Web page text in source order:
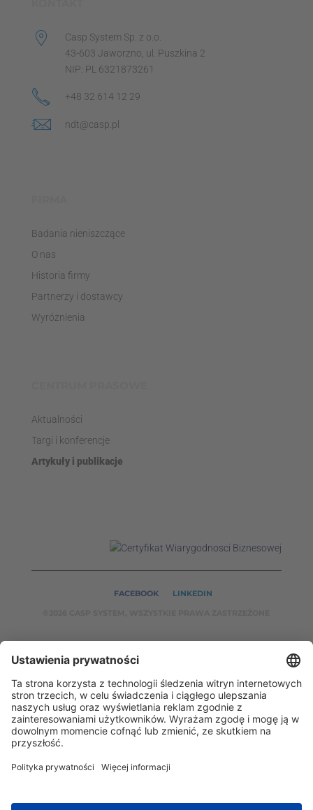
Casp System Sp. z o.o.
43-603 Jaworzno, ul. Puszkina 2
NIP: PL 6321873261
+48 32 614 12 29
ndt@casp.pl
Badania nieniszczące
O nas
Historia firmy
Partnerzy i dostawcy
Wyróżnienia
Aktualności
Targi i konferencje
Artykuły i publikacje
FACEBOOK
LINKEDIN
CASPSYSTEM.PL
AUTOMATYKA24.PL
WZORCENDT.P
L
BINAR24.PL EH24.PL
CASP System – Twój partner w dziedzinie Badań
2002 - 2026 © CopyrightCASP System/Polityka